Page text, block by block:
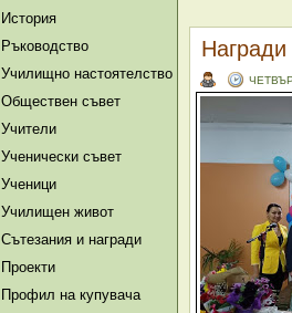
История
Ръководство
Училищно настоятелство
Обществен съвет
Учители
Ученически съвет
Ученици
Училищен живот
Сътезания и награди
Проекти
Профил на купувача
Награди